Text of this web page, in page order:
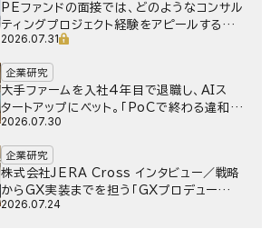
PEファンドの面接では、どのようなコンサル
ティングプロジェクト経験をアピールするべ
きか
2026.07.31
企業研究
大手ファームを入社4年目で退職し、AIス
タートアップにベット。｢PoCで終わる違和
感｣はどうなったのか／Gen-AX株式会社
2026.07.30
企業研究
株式会社JERA Cross インタビュー／戦略
からGX実装までを担う「GXプロデュー
サー」というキャリア
2026.07.24